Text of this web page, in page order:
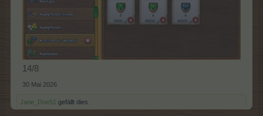
14/8
30 Mai 2026
Jane_Doe51 gefällt dies.